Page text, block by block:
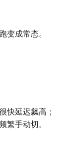
变成常态。
快延迟飙高；
繁手动切。